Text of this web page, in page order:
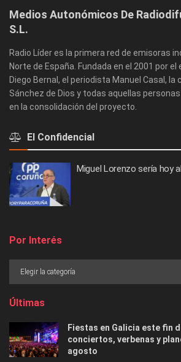
Medios Autonómicos De
S.L.
Radio Líder es la primera red de emisoras
Norte de España. Fundada en el 2001 por
Diego Bernal, el periodista Manuel Casal, la
Sánchez de Dios y todas aquellas
en la consolidación del proyecto.
El Confidencial
Miguel Lorenzo sería hoy
Por Interés
Últimas
Fiestas en Galicia este fin
conciertos, verbenas y
agosto